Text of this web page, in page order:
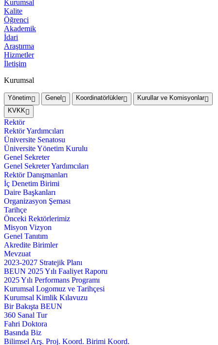
Kurumsal
Kalite
Öğrenci
Akademik
İdari
Araştırma
Hizmetler
İletişim
Kurumsal
Yönetim Genel Koordinatörlükler
Kurullar ve Komisyonlar
KVKK
Rektör
Rektör Yardımcıları
Üniversite Senatosu
Üniversite Yönetim Kurulu
Genel Sekreter
Genel Sekreter Yardımcıları
Rektör Danışmanları
İç Denetim Birimi
Daire Başkanları
Organizasyon Şeması
Tarihçe
Önceki Rektörlerimiz
Misyon Vizyon
Genel Tanıtım
Akredite Birimler
Mevzuat
2023-2027 Stratejik Planı
BEUN 2025 Yılı Faaliyet Raporu
2025 Yılı Performans Programı
Kurumsal Logomuz ve Tarihçesi
Kurumsal Kimlik Kılavuzu
Bir Bakışta BEUN
360 Sanal Tur
Fahri Doktora
Basında Biz
Bilimsel Arş. Proj. Koord. Birimi Koord.